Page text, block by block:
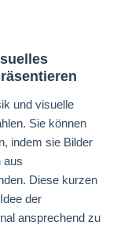
und visuelle
Sie können
indem sie Bilder
aus
Diese kurzen
der
ansprechend zu